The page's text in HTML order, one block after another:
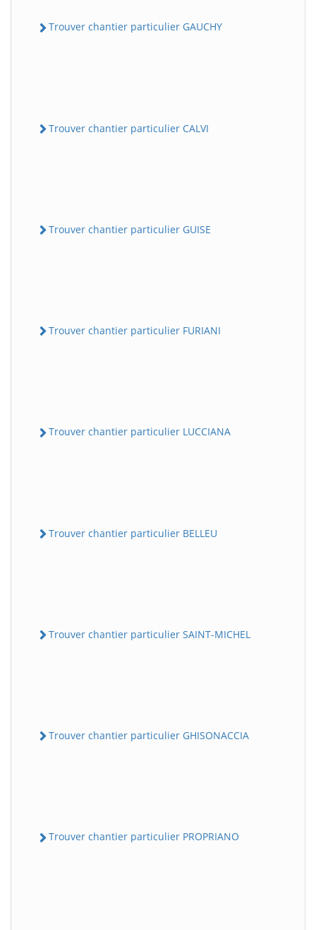
Trouver chantier particulier GAUCHY
Trouver chantier particulier CALVI
Trouver chantier particulier GUISE
Trouver chantier particulier FURIANI
Trouver chantier particulier LUCCIANA
Trouver chantier particulier BELLEU
Trouver chantier particulier SAINT-MICHEL
Trouver chantier particulier GHISONACCIA
Trouver chantier particulier PROPRIANO